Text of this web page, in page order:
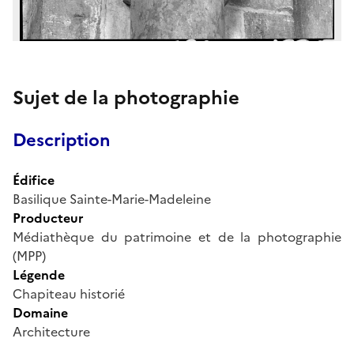
Sujet de la photographie
Description
Édifice
Basilique Sainte-Marie-Madeleine
Producteur
Médiathèque du patrimoine et de la photographie
(MPP)
Légende
Chapiteau historié
Domaine
Architecture